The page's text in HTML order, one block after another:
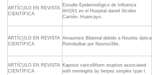
ARTÍCULO EN REVISTA
CIENTÍFICA
Estudio Epidemiológico de Influenza
AH1N1 en el Hospital daneil Alcides
Carrión- Huancayo.
ARTÍCULO EN REVISTA
CIENTÍFICA
Amaurosis Bilateral debido a Neuritis óptica
Retrobulbar por Neurosífilis.
ARTÍCULO EN REVISTA
CIENTÍFICA
Kaposis varicelliform eruption associated
with meningitis by herpes simplex type I.